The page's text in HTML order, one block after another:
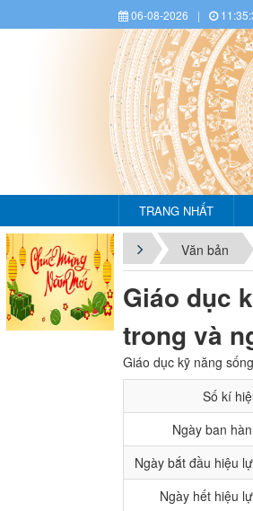
06-08-2026 |
TRANG NHẤT
Văn bản
Giáo dục
trong và
Giáo dục kỹ năng
Số kí
Ngày ban
Ngày bắt đầu hiệu
Ngày hết hiệu